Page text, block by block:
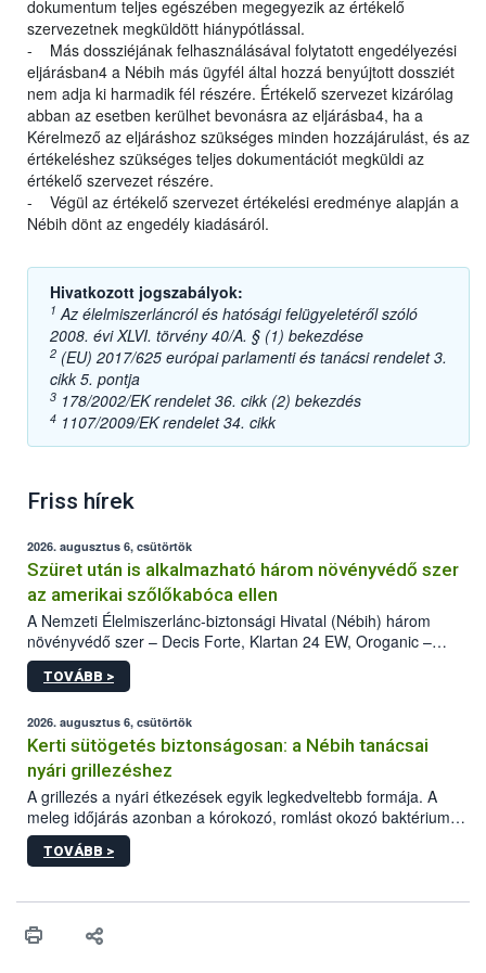
dokumentum teljes egészében megegyezik az értékelő
szervezetnek megküldött hiánypótlással.
- Más dossziéjának felhasználásával folytatott engedélyezési
eljárásban4 a Nébih más ügyfél által hozzá benyújtott dossziét
nem adja ki harmadik fél részére. Értékelő szervezet kizárólag
abban az esetben kerülhet bevonásra az eljárásba4, ha a
Kérelmező az eljáráshoz szükséges minden hozzájárulást, és az
értékeléshez szükséges teljes dokumentációt megküldi az
értékelő szervezet részére.
- Végül az értékelő szervezet értékelési eredménye alapján a
Nébih dönt az engedély kiadásáról.
Hivatkozott jogszabályok:
1 Az élelmiszerláncról és hatósági felügyeletéről szóló
2008. évi XLVI. törvény 40/A. § (1) bekezdése
2 (EU) 2017/625 európai parlamenti és tanácsi rendelet 3.
cikk 5. pontja
3 178/2002/EK rendelet 36. cikk (2) bekezdés
4 1107/2009/EK rendelet 34. cikk
Friss hírek
2026. augusztus 6, csütörtök
Szüret után is alkalmazható három növényvédő szer
az amerikai szőlőkabóca ellen
A Nemzeti Élelmiszerlánc-biztonsági Hivatal (Nébih) három
növényvédő szer – Decis Forte, Klartan 24 EW, Oroganic –
engedélyokiratát módosította, így azok a szüretet követően,
egészen a vesszőérettség (BBCH 91) stádiumáig
érésű szőlőkben is legyen lehetőség a károsító elleni további
védekezésre. Az Oroganic készítmény kis kiszerelésben kiskerti
felhasználók számára is elérhető és ökológiai termesztésben is
engedélyezett.
TOVÁBB >
2026. augusztus 6, csütörtök
Kerti sütögetés biztonságosan: a Nébih tanácsai
nyári grillezéshez
A grillezés a nyári étkezések egyik legkedveltebb formája. A
meleg időjárás azonban a kórokozó, romlást okozó baktériumok
gyorsabb szaporodásának is kedvez. A szabadtéri sütögetés
ezért nem csupán a megfelelő sütési technikáról szól: legalább
higiéniai szabályok betartása, a megfelelő hőkezelés, valamint a
biztonsági Hivatal (Nébih) Oktatási Programja összegyűjtötte a
TOVÁBB >